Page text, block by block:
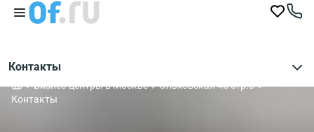
Контакты
Бизнес-центры в Москве
Ольховская 45 стр.3
Контакты